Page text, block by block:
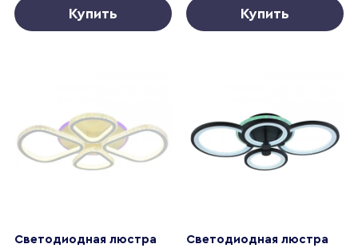
Купить Купить
Светодиодная люстра
Светодиодная люстра